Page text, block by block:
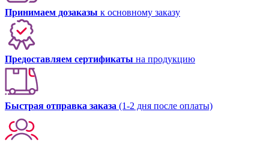
Принимаем дозаказы к основному заказу
Предоставляем сертификаты на продукцию
Быстрая отправка заказа (1-2 дня после оплаты)